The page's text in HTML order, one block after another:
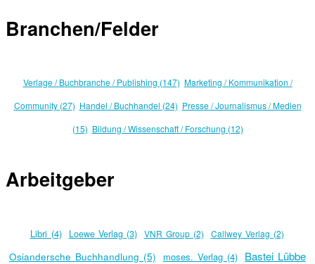
Branchen/Felder
Verlage / Buchbranche / Publishing (147) Marketing / Kommunikation /
Community (27) Handel / Buchhandel (24) Presse / Journalismus / Medien
(15) Bildung / Wissenschaft / Forschung (12)
Arbeitgeber
Libri (4) Loewe Verlag (3) VNR Group (2) Callwey Verlag (2)
Osiandersche Buchhandlung (5) moses. Verlag (4) Bastei Lübbe